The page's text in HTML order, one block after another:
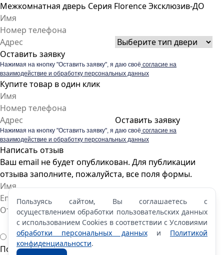
Межкомнатная дверь Серия Florence Эксклюзив-ДО
Оставить заявку
Нажимая на кнопку "Оставить заявку", я даю своё согласие на
взаимодействие и обработку персональных данных
Купите товар в один клик
Оставить заявку
Нажимая на кнопку "Оставить заявку", я даю своё согласие на
взаимодействие и обработку персональных данных
Написать отзыв
Ваш email не будет опубликован. Для публикации
отзыва заполните, пожалуйста, все поля формы.
Пожалуйста, оцените по 5 бальной шкале
Пользуясь сайтом, Вы соглашаетесь с
осуществлением обработки пользовательских данных
с использованием Cookies в соответствии с Условиями
обработки персональных данныхи Политикой
конфиденциальности.